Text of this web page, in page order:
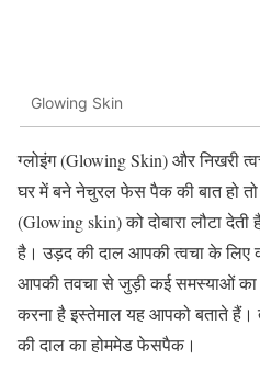
Glowing Skin
ग्लोइंग (Glowing Skin) और निखरी
घर में बने नेचुरल फेस पैक की बात हो
(Glowing skin) को दोबारा लौटा
है। उड़द की दाल आपकी त्वचा के
आपकी तवचा से जुड़ी कई समस्याओं
करना है इस्तेमाल यह आपको बताते
की दाल का होममेड फेसपैक।